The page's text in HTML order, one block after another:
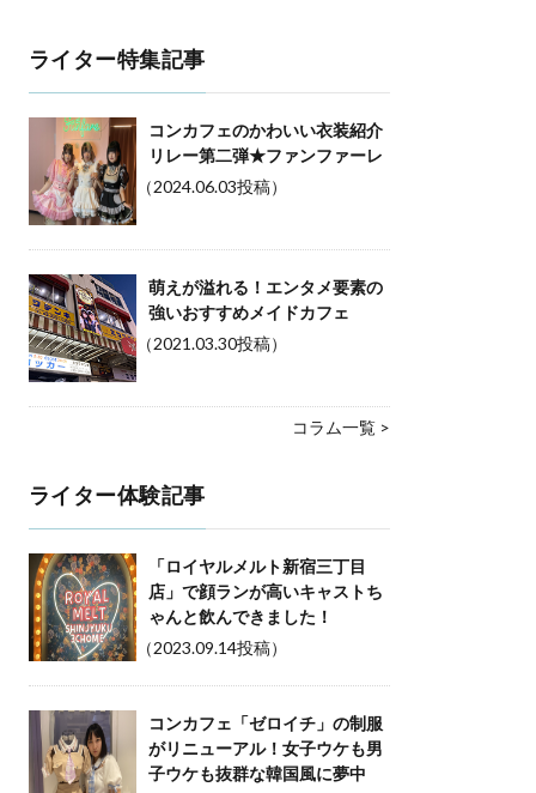
ライター特集記事
コンカフェのかわいい衣装紹介
リレー第二弾★ファンファーレ
（2024.06.03投稿）
萌えが溢れる！エンタメ要素の
強いおすすめメイドカフェ
（2021.03.30投稿）
コラム一覧 >
ライター体験記事
「ロイヤルメルト新宿三丁目
店」で顔ランが高いキャストち
ゃんと飲んできました！
（2023.09.14投稿）
コンカフェ「ゼロイチ」の制服
がリニューアル！女子ウケも男
子ウケも抜群な韓国風に夢中